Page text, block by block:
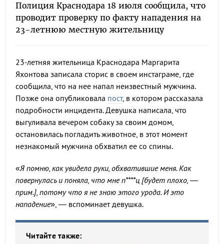
Полиция Краснодара 18 июля сообщила, что
проводит проверку по факту нападения на
23-летнюю местную жительницу
23-летняя жительница Краснодара Маргарита
Яхонтова записала сторис в своем инстаграме, где
сообщила, что на нее напал неизвестный мужчина.
Позже она опубликовала пост, в котором рассказала
подробности инцидента. Девушка написала, что
выгуливала вечером собаку за своим домом,
остановилась погладить животное, в этот момент
незнакомый мужчина обхватил ее со спины.
«Я помню, как увидела руки, обхватившие меня. Как
повернулась и поняла, что мне п****ц [будет плохо, —
прим.], потому что я не знаю этого урода. И это
нападение», — вспоминает девушка.
Читайте также: